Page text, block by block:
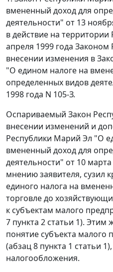
вмененный доход для
деятельности" от 13
в действие на
апреля 1999 года Законом
внесении изменения в
"О едином налоге на
определенных видов
1998 года N 105-З.
Оспариваемый Закон
внесении изменений и
Республики Марий Эл "О
вмененный доход для
деятельности" от 10
мнению заявителя, сузил
единого налога на
торговле до
к субъектам малого
7 пункта 2 статьи 1). Этим
понятие субъекта малого
(абзац 8 пункта 1 статьи 1
налогообложения.